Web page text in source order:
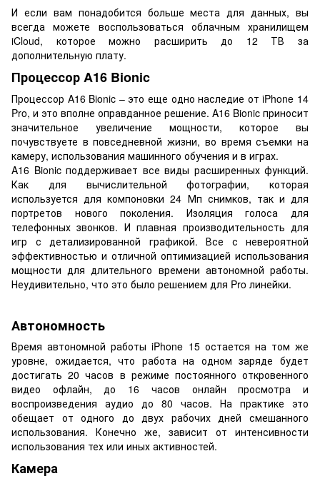
И если вам понадобится больше места для данных, вы
всегда можете воспользоваться облачным хранилищем
iCloud, которое можно расширить до 12 ТВ за
дополнительную плату.
Процессор A16 Bionic
Процессор A16 Bionic – это еще одно наследие от iPhone 14
Pro, и это вполне оправданное решение. A16 Bionic приносит
значительное увеличение мощности, которое вы
почувствуете в повседневной жизни, во время съемки на
камеру, использования машинного обучения и в играх.
A16 Bionic поддерживает все виды расширенных функций.
Как для вычислительной фотографии, которая
используется для компоновки 24 Мп снимков, так и для
портретов нового поколения. Изоляция голоса для
телефонных звонков. И плавная производительность для
игр с детализированной графикой. Все с невероятной
эффективностью и отличной оптимизацией использования
мощности для длительного времени автономной работы.
Неудивительно, что это было решением для Pro линейки.
Автономность
Время автономной работы iPhone 15 остается на том же
уровне, ожидается, что работа на одном заряде будет
достигать 20 часов в режиме постоянного откровенного
видео офлайн, до 16 часов онлайн просмотра и
воспроизведения аудио до 80 часов. На практике это
обещает от одного до двух рабочих дней смешанного
использования. Конечно же, зависит от интенсивности
использования тех или иных активностей.
Камера